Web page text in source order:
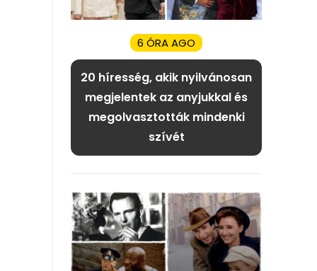
6 ÓRA AGO
20 híresség, akik nyilvánosan
megjelentek az anyjukkal és
megolvasztották mindenki
szívét